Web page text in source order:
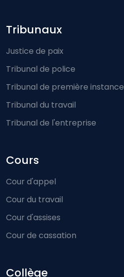
Footer-menu
Tribunaux
Justice de paix
Tribunal de police
Tribunal de première instance
Tribunal du travail
Tribunal de l'entreprise
Cours
Cour d'appel
Cour du travail
Cour d'assises
Cour de cassation
Collège